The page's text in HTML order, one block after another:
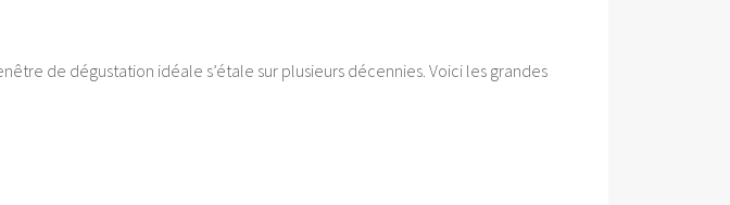
de dégustation idéale s’étale sur plusieurs décennies. Voici les grandes